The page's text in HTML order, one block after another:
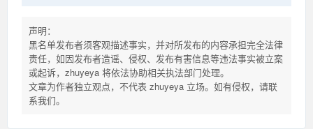
声明：
黑名单发布者须客观描述事实，并对所发布的内容承担完全法律
责任，如因发布者造谣、侵权、发布有害信息等违法事实被立案
或起诉，zhuyeya 将依法协助相关执法部门处理。
文章为作者独立观点，不代表 zhuyeya 立场。如有侵权，请联
系我们。